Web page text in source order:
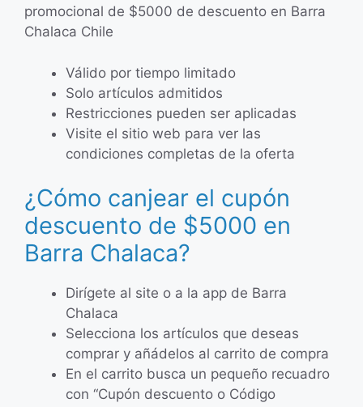
promocional de $5000 de descuento en Barra
Chalaca Chile
Válido por tiempo limitado
Solo artículos admitidos
Restricciones pueden ser aplicadas
Visite el sitio web para ver las
condiciones completas de la oferta
¿Cómo canjear el cupón
descuento de $5000 en
Barra Chalaca?
Dirígete al site o a la app de Barra
Chalaca
Selecciona los artículos que deseas
comprar y añádelos al carrito de compra
En el carrito busca un pequeño recuadro
con “Cupón descuento o Código